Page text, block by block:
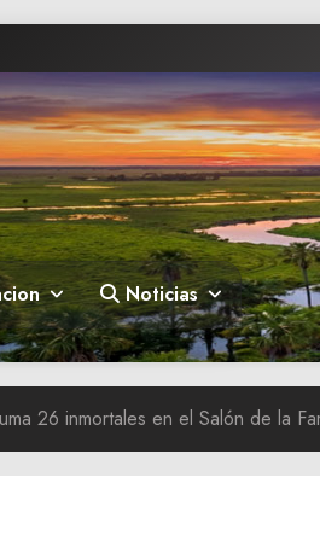
Noticias
26 inmortales en el Salón de la